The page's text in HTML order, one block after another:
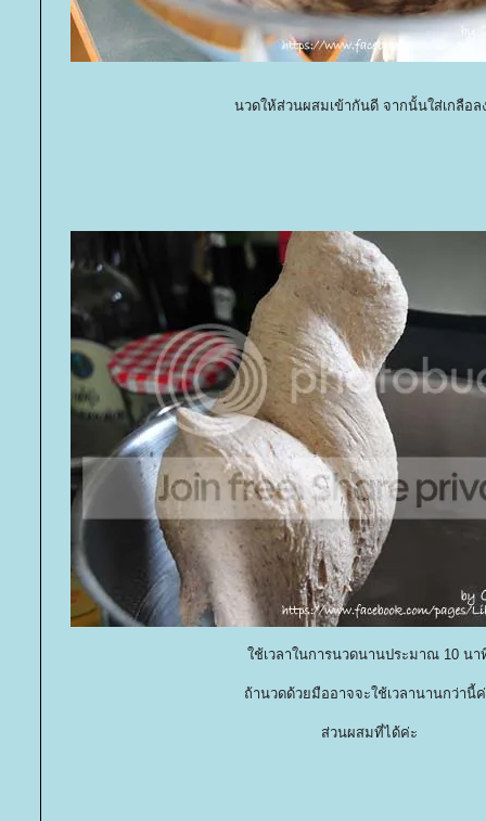
นวดให้ส่วนผสมเข้ากันดี จากนั้นใส่เกลือล
ช้เวลาในการนวดนานประมาณ 10 นา
ถ้านวดด้วยมืออาจจะใช้เวลานานกว่านี้
ส่วนผสมที่ได้ค่ะ